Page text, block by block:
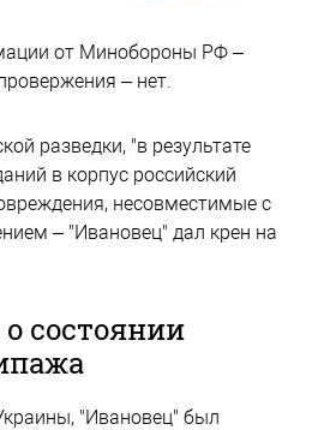
от Минобороны РФ –
– нет.
разведки, "в результате
в корпус российский
несовместимые с
– "Ивановец" дал крен на
состоянии
"Ивановец" был